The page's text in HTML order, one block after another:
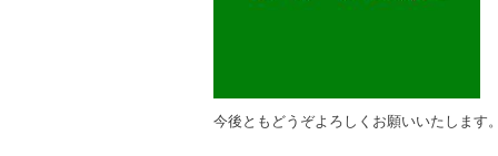
今後ともどうぞよろしくお願いいたします。